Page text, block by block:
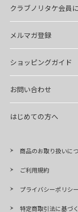
クラブノリタケ会員
メルマガ登録
ショッピングガイド
お問い合わせ
はじめての方へ
商品のお取り扱いに
ご利用規約
プライバシーポリシー
特定商取引法に基づ